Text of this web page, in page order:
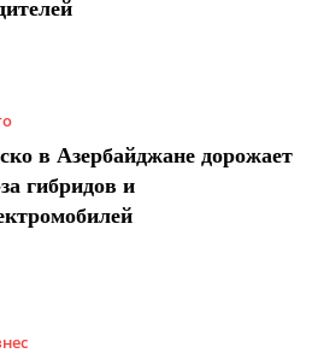
в Азербайджане дорожает
гибридов и